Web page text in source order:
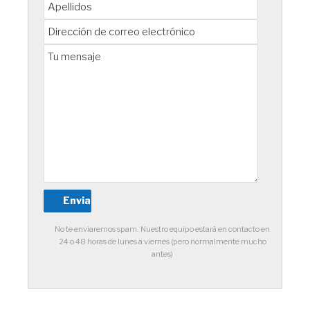
No te enviaremos spam. Nuestro equipo estará en contacto en
24 o 48 horas de lunes a viernes (pero normalmente mucho
antes)